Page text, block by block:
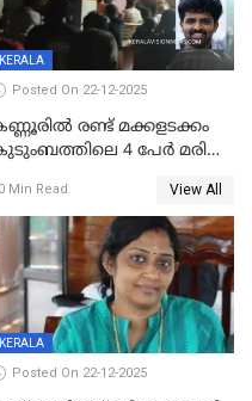
KERALA
Posted On 22-12-2025
രണ്ട് മക്കളടക്കം
4 പേർ മരിച്ച
Min Read View All
KERALA
Posted On 22-12-2025